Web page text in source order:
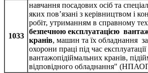
1033
навчання посадових осіб та
яких пов’язані з керівництвом і
робіт, утриманням в справному
безпечною експлуатацією
кранів, машин та їх обладнання
охорони праці під час експлуатації
вантажопідіймальних кранів,
відповідного обладнання"